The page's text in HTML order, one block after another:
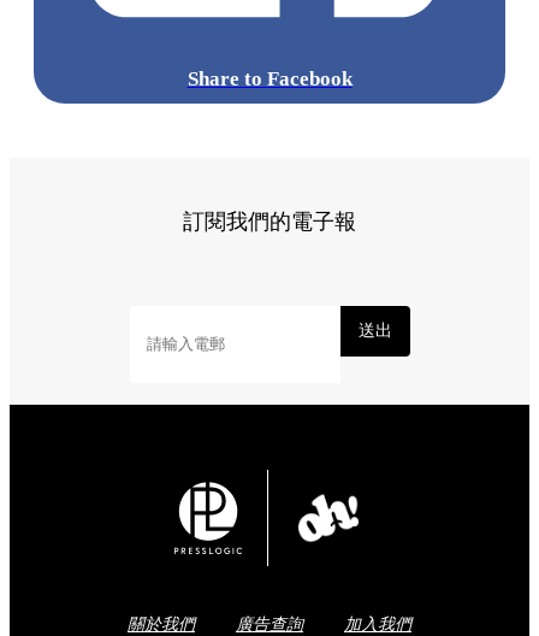
Share to Facebook
訂閱我們的電子報
送出
關於我們 廣告查詢 加入我們